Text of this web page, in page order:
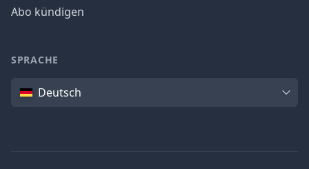
Abo kündigen
SPRACHE
SpracheDeutsch